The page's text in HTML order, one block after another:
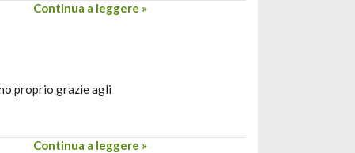
Continua a leggere »
proprio grazie agli
Continua a leggere »